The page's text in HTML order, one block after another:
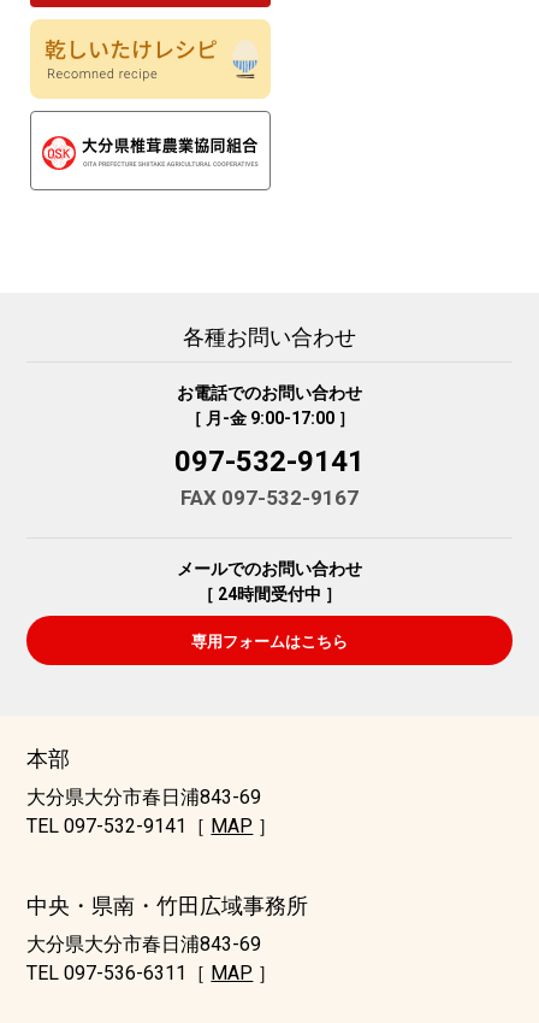
各種お問い合わせ
お電話でのお問い合わせ
［ 月-金 9:00-17:00 ］
097-532-9141
FAX 097-532-9167
メールでのお問い合わせ
［ 24時間受付中 ］
専用フォームはこちら
本部
大分県大分市春日浦843-69
TEL 097-532-9141［ MAP ］
中央・県南・竹田広域事務所
大分県大分市春日浦843-69
TEL 097-536-6311［ MAP ］